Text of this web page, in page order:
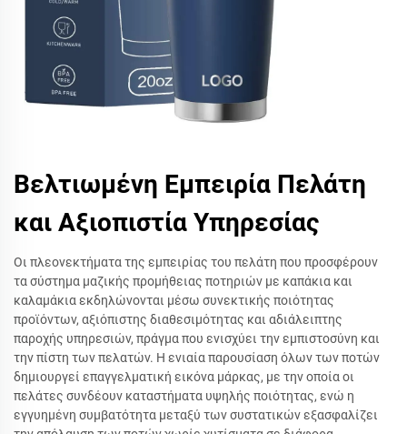
Βελτιωμένη Εμπειρία Πελάτη
και Αξιοπιστία Υπηρεσίας
Οι πλεονεκτήματα της εμπειρίας του πελάτη που προσφέρουν
τα σύστημα μαζικής προμήθειας ποτηριών με καπάκια και
καλαμάκια εκδηλώνονται μέσω συνεκτικής ποιότητας
προϊόντων, αξιόπιστης διαθεσιμότητας και αδιάλειπτης
παροχής υπηρεσιών, πράγμα που ενισχύει την εμπιστοσύνη και
την πίστη των πελατών. Η ενιαία παρουσίαση όλων των ποτών
δημιουργεί επαγγελματική εικόνα μάρκας, με την οποία οι
πελάτες συνδέουν καταστήματα υψηλής ποιότητας, ενώ η
εγγυημένη συμβατότητα μεταξύ των συστατικών εξασφαλίζει